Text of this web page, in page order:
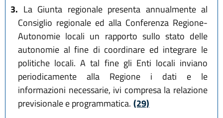
3. La Giunta regionale presenta annualmente al
Consiglio regionale ed alla Conferenza Regione-
Autonomie locali un rapporto sullo stato delle
autonomie al fine di coordinare ed integrare le
politiche locali. A tal fine gli Enti locali inviano
periodicamente alla Regione i dati e le
informazioni necessarie, ivi compresa la relazione
previsionale e programmatica. (29)